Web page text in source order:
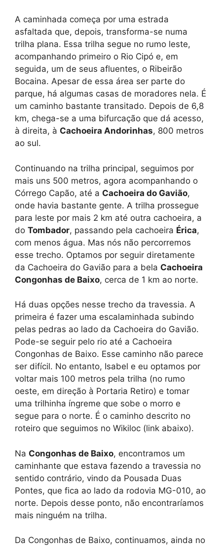
A caminhada começa por uma estrada
asfaltada que, depois, transforma-se numa
trilha plana. Essa trilha segue no rumo leste,
acompanhando primeiro o Rio Cipó e, em
seguida, um de seus afluentes, o Ribeirão
Bocaina. Apesar de essa área ser parte do
parque, há algumas casas de moradores nela. É
um caminho bastante transitado. Depois de 6,8
km, chega-se a uma bifurcação que dá acesso,
à direita, à Cachoeira Andorinhas, 800 metros
ao sul.
Continuando na trilha principal, seguimos por
mais uns 500 metros, agora acompanhando o
Córrego Capão, até a Cachoeira do Gavião,
onde havia bastante gente. A trilha prossegue
para leste por mais 2 km até outra cachoeira, a
do Tombador, passando pela cachoeira Érica,
com menos água. Mas nós não percorremos
esse trecho. Optamos por seguir diretamente
da Cachoeira do Gavião para a bela Cachoeira
Congonhas de Baixo, cerca de 1 km ao norte.
Há duas opções nesse trecho da travessia. A
primeira é fazer uma escalaminhada subindo
pelas pedras ao lado da Cachoeira do Gavião.
Pode-se seguir pelo rio até a Cachoeira
Congonhas de Baixo. Esse caminho não parece
ser difícil. No entanto, Isabel e eu optamos por
voltar mais 100 metros pela trilha (no rumo
oeste, em direção à Portaria Retiro) e tomar
uma trilhinha íngreme que sobe o morro e
segue para o norte. É o caminho descrito no
roteiro que seguimos no Wikiloc (link abaixo).
Na Congonhas de Baixo, encontramos um
caminhante que estava fazendo a travessia no
sentido contrário, vindo da Pousada Duas
Pontes, que fica ao lado da rodovia MG-010, ao
norte. Depois desse ponto, não encontraríamos
mais ninguém na trilha.
Da Congonhas de Baixo, continuamos, ainda no